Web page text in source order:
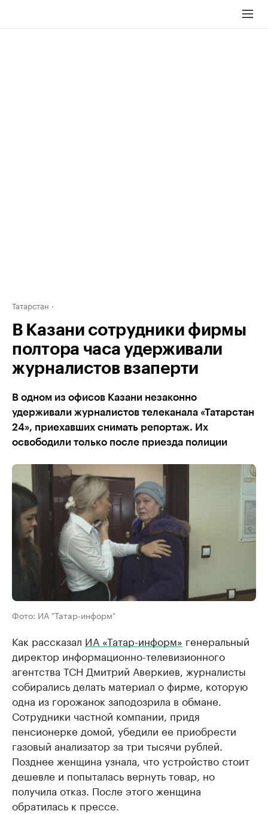
Татарстан
В Казани сотрудники фирмы
полтора часа удерживали
журналистов взаперти
В одном из офисов Казани незаконно
удерживали журналистов телеканала «Татарстан
24», приехавших снимать репортаж. Их
освободили только после приезда полиции
Фото: ИА "Татар-информ"
Как рассказал ИА «Татар-информ» генеральный
директор информационно-телевизионного
агентства ТСН Дмитрий Аверкиев, журналисты
собирались делать материал о фирме, которую
одна из горожанок заподозрила в обмане.
Сотрудники частной компании, придя
пенсионерке домой, убедили ее приобрести
газовый анализатор за три тысячи рублей.
Позднее женщина узнала, что устройство стоит
дешевле и попыталась вернуть товар, но
получила отказ. После этого женщина
обратилась к прессе.